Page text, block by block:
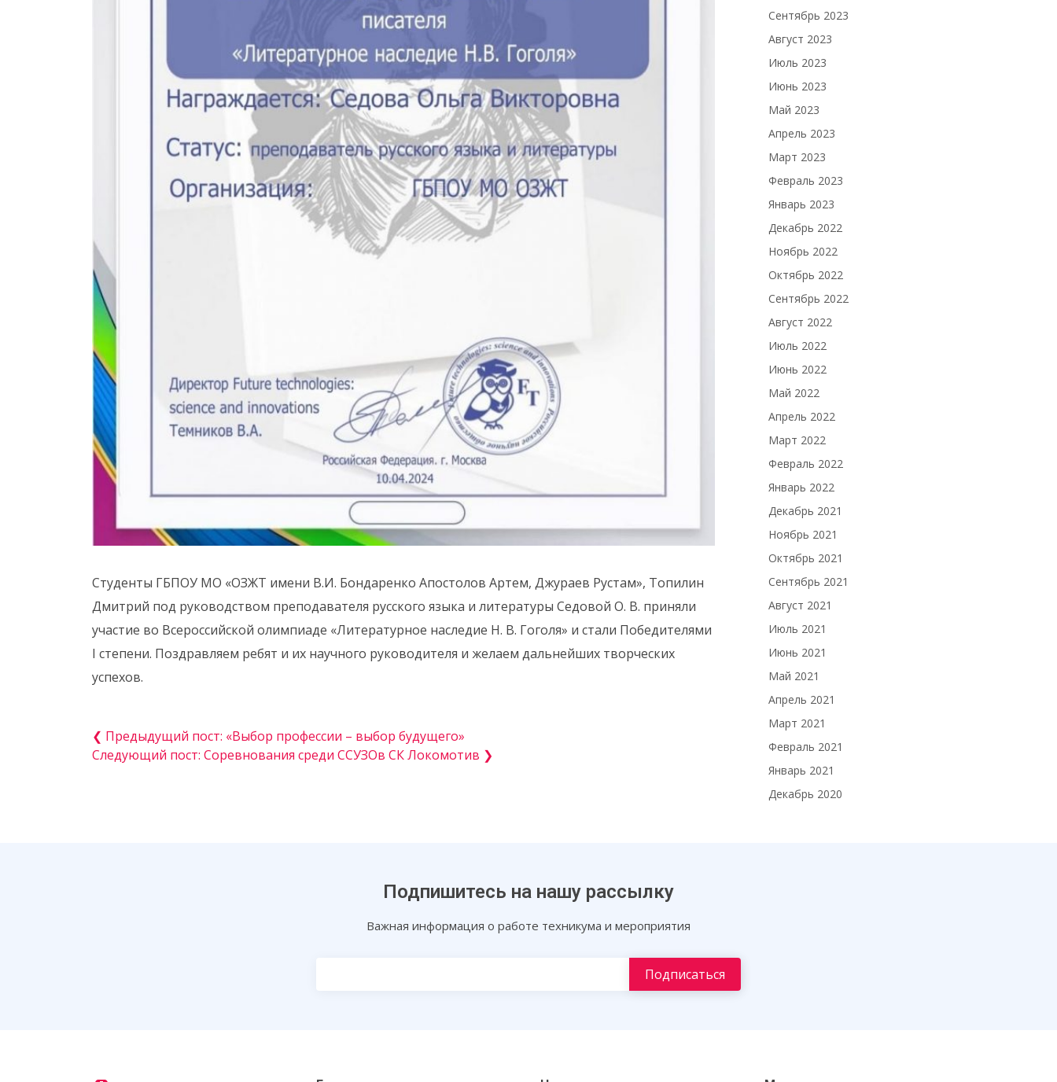
Студенты ГБПОУ МО «ОЗЖТ имени В.И. Бондаренко Апостолов Артем, Джураев Рустам», Топилин
Дмитрий под руководством преподавателя русского языка и литературы Седовой О. В. приняли
участие во Всероссийской олимпиаде «Литературное наследие Н. В. Гоголя» и стали Победителями
I степени. Поздравляем ребят и их научного руководителя и желаем дальнейших творческих
успехов.
❮ Предыдущий пост: «Выбор профессии – выбор будущего»
Следующий пост: Соревнования среди ССУЗОв СК Локомотив ❯
Сентябрь 2023
Август 2023
Июль 2023
Июнь 2023
Май 2023
Апрель 2023
Март 2023
Февраль 2023
Январь 2023
Декабрь 2022
Ноябрь 2022
Октябрь 2022
Сентябрь 2022
Август 2022
Июль 2022
Июнь 2022
Май 2022
Апрель 2022
Март 2022
Февраль 2022
Январь 2022
Декабрь 2021
Ноябрь 2021
Октябрь 2021
Сентябрь 2021
Август 2021
Июль 2021
Июнь 2021
Май 2021
Апрель 2021
Март 2021
Февраль 2021
Январь 2021
Декабрь 2020
Подпишитесь на нашу рассылку
Важная информация о работе техникума и мероприятия